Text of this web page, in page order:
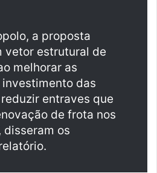
a proposta
vetor estrutural de
melhorar as
das
entraves que
de frota nos
disseram os